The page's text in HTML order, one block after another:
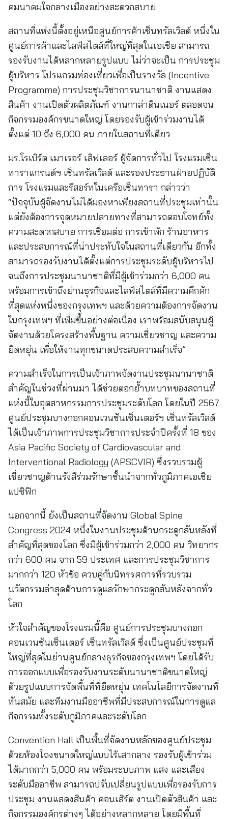
คมนาคมใจกลางเมืองอย่างสะดวกสบาย
สถานที่แห่งนี้ตั้งอยู่เหนือศูนย์การค้าเซ็นทรัลเวิลด์ หนึ่งใน
ศูนย์การค้าและไลฟ์สไตล์ที่ใหญ่ที่สุดในเอเชีย สามารถ
รองรับงานได้หลากหลายรูปแบบ ไม่ว่าจะเป็น การประชุม
ผู้บริหาร โปรแกรมท่องเที่ยวเพื่อเป็นรางวัล (Incentive
Programme) การประชุมวิชาการนานาชาติ งานแสดง
สินค้า งานเปิดตัวผลิตภัณฑ์ งานกาล่าดินเนอร์ ตลอดจน
กิจกรรมองค์กรขนาดใหญ่ โดยรองรับผู้เข้าร่วมงานได้
ตั้งแต่ 10 ถึง 6,000 คน ภายในสถานที่เดียว
มร.โรเบิร์ต เมาเรอร์ เลิฟเลอร์ ผู้จัดการทั่วไป โรงแรมเซ็น
ทาราแกรนด์ฯ เซ็นทรัลเวิลด์ และรองประธานฝ่ายปฏิบัติ
การ โรงแรมและรีสอร์ทในเครือเซ็นทารา กล่าวว่า
“ปัจจุบันผู้จัดงานไม่ได้มองหาเพียงสถานที่ประชุมเท่านั้น
แต่ยังต้องการจุดหมายปลายทางที่สามารถตอบโจทย์ทั้ง
ความสะดวกสบาย การเชื่อมต่อ การเข้าพัก ร้านอาหาร
และประสบการณ์ที่น่าประทับใจในสถานที่เดียวกัน อีกทั้ง
สามารถรองรับงานได้ตั้งแต่การประชุมระดับผู้บริหารไป
จนถึงการประชุมนานาชาติที่มีผู้เข้าร่วมกว่า 6,000 คน
พร้อมการเข้าถึงย่านธุรกิจและไลฟ์สไตล์ที่มีความคึกคัก
ที่สุดแห่งหนึ่งของกรุงเทพฯ และด้วยความต้องการจัดงาน
ในกรุงเทพฯ ที่เพิ่มขึ้นอย่างต่อเนื่อง เราพร้อมสนับสนุนผู้
จัดงานด้วยโครงสร้างพื้นฐาน ความเชี่ยวชาญ และความ
ยืดหยุ่น เพื่อให้งานทุกขนาดประสบความสำเร็จ”
ความสำเร็จในการเป็นเจ้าภาพจัดงานประชุมนานาชาติ
สำคัญในช่วงที่ผ่านมา ได้ช่วยตอกย้ำบทบาทของสถานที่
แห่งนี้ในอุตสาหกรรมการประชุมระดับโลก โดยในปี 2567
ศูนย์ประชุมบางกอกคอนเวนชันเซ็นเตอร์ฯ เซ็นทรัลเวิลด์
ได้เป็นเจ้าภาพการประชุมวิชาการประจำปีครั้งที่ 18 ของ
Asia Pacific Society of Cardiovascular and
Interventional Radiology (APSCVIR) ซึ่งรวบรวมผู้
เชี่ยวชาญด้านรังสีร่วมรักษาชั้นนำจากทั่วภูมิภาคเอเชีย
แปซิฟิก
นอกจากนี้ ยังเป็นสถานที่จัดงาน Global Spine
Congress 2024 หนึ่งในงานประชุมด้านกระดูกสันหลังที่
สำคัญที่สุดของโลก ซึ่งมีผู้เข้าร่วมกว่า 2,000 คน วิทยากร
กว่า 600 คน จาก 59 ประเทศ และการประชุมวิชาการ
มากกว่า 120 หัวข้อ ควบคู่กับนิทรรศการที่รวบรวม
นวัตกรรมล่าสุดด้านการดูแลรักษากระดูกสันหลังจากทั่ว
โลก
หัวใจสำคัญของโรงแรมนี้คือ ศูนย์การประชุมบางกอก
คอนเวนชันเซ็นเตอร์ เซ็นทรัลเวิลด์ ซึ่งเป็นศูนย์ประชุมที่
ใหญ่ที่สุดในย่านศูนย์กลางธุรกิจของกรุงเทพฯ โดยได้รับ
การออกแบบเพื่อรองรับงานระดับนานาชาติขนาดใหญ่
ด้วยรูปแบบการจัดพื้นที่ที่ยืดหยุ่น เทคโนโลยีการจัดงานที่
ทันสมัย และทีมงานมืออาชีพที่มีประสบการณ์ในการดูแล
กิจกรรมทั้งระดับภูมิภาคและระดับโลก
Convention Hall เป็นพื้นที่จัดงานหลักของศูนย์ประชุม
ด้วยห้องโถงขนาดใหญ่แบบไร้เสากลาง รองรับผู้เข้าร่วม
ได้มากกว่า 5,000 คน พร้อมระบบภาพ แสง และเสียง
ระดับมืออาชีพ สามารถปรับเปลี่ยนรูปแบบเพื่อรองรับการ
ประชุม งานแสดงสินค้า คอนเสิร์ต งานเปิดตัวสินค้า และ
กิจกรรมองค์กรต่างๆ ได้อย่างหลากหลาย โดยมีพื้นที่